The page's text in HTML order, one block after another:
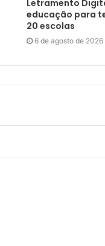
Letramento
educação para
20 escolas
6 de agosto de 2026